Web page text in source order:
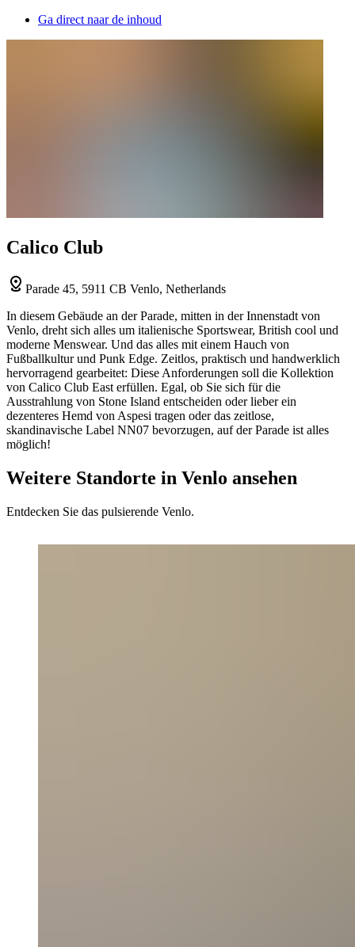
Ga direct naar de inhoud
Calico Club
Parade 45, 5911 CB Venlo, Netherlands
In diesem Gebäude an der Parade, mitten in der Innenstadt von
Venlo, dreht sich alles um italienische Sportswear, British cool und
moderne Menswear. Und das alles mit einem Hauch von
Fußballkultur und Punk Edge. Zeitlos, praktisch und handwerklich
hervorragend gearbeitet: Diese Anforderungen soll die Kollektion
von Calico Club East erfüllen. Egal, ob Sie sich für die
Ausstrahlung von Stone Island entscheiden oder lieber ein
dezenteres Hemd von Aspesi tragen oder das zeitlose,
skandinavische Label NN07 bevorzugen, auf der Parade ist alles
möglich!
Weitere Standorte in Venlo ansehen
Entdecken Sie das pulsierende Venlo.